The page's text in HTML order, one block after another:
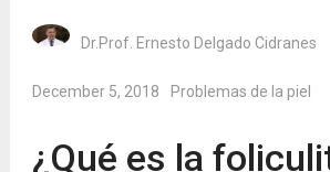
Dr.Prof. Ernesto Delgado Cidranes
December 5, 2018 Problemas de la piel
¿Qué es la